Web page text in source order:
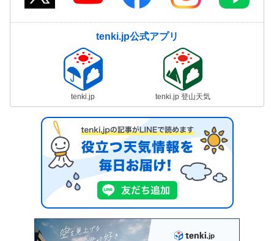
tenki.jp公式アプリ
tenki.jp tenki.jp 登山天気